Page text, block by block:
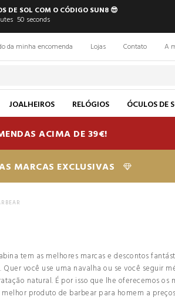
DE SOL COM O CÓDIGO SUN8 😎
49 seconds
da minha encomenda Lojas Contato A
JOALHEIROS RELÓGIOS ÓCULOS DE
ACIMA DE 39€!
MARCAS EXCLUSIVAS
tem as melhores marcas e descontos
você use uma navalha ou se você seguir
natural. É por isso que lhe oferecemos
produto de barbear para homem a